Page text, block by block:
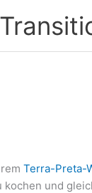
Terra-Preta-
und